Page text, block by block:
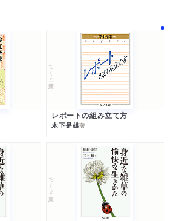
ちくま学芸文庫
レポートの組み立て方
木下是雄著
ちくま文庫